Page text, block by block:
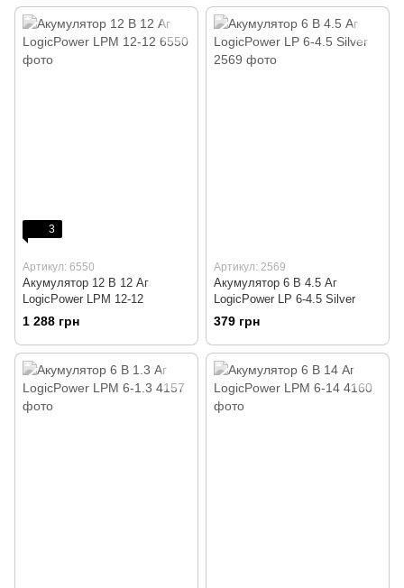
3
Артикул: 6550
Акумулятор 12 В 12 Аг
LogicPower LPM 12-12
1 288 грн
Артикул: 2569
Акумулятор 6 В 4.5 Аг
LogicPower LP 6-4.5 Silver
379 грн